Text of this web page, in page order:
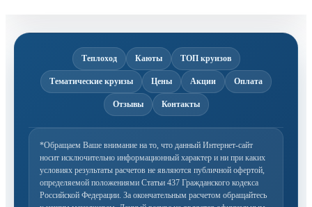
Теплоход Каюты ТОП круизов
Тематические круизы Цены Акции Оплата
Отзывы Контакты
*Обращаем Ваше внимание на то, что данный Интернет-сайт
носит исключительно информационный характер и ни при каких
условиях результаты расчетов не являются публичной офертой,
определяемой положениями Статьи 437 Гражданского кодекса
Российской Федерации. За окончательным расчетом обращайтесь